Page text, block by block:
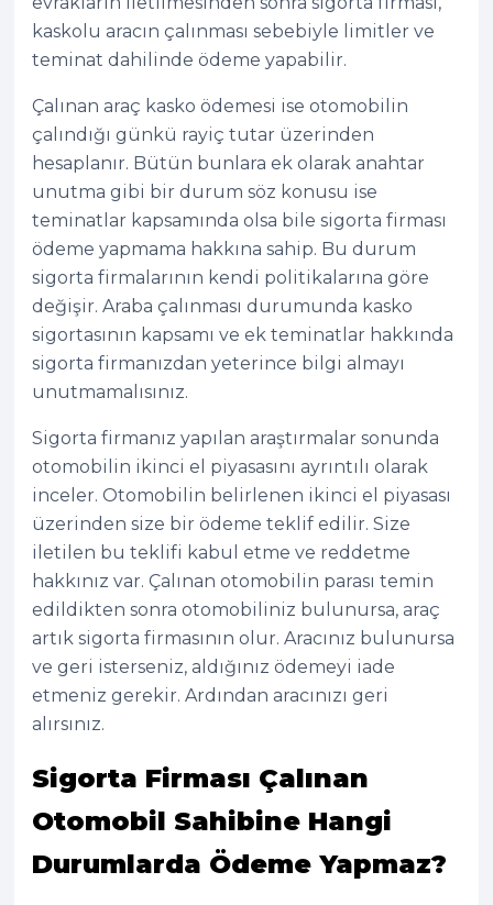
kaskolu aracın çalınması sebebiyle limitler ve
teminat dahilinde ödeme yapabilir.
Çalınan araç kasko ödemesi ise otomobilin
çalındığı günkü rayiç tutar üzerinden
hesaplanır. Bütün bunlara ek olarak anahtar
unutma gibi bir durum söz konusu ise
teminatlar kapsamında olsa bile sigorta firması
ödeme yapmama hakkına sahip. Bu durum
sigorta firmalarının kendi politikalarına göre
değişir. Araba çalınması durumunda kasko
sigortasının kapsamı ve ek teminatlar hakkında
sigorta firmanızdan yeterince bilgi almayı
unutmamalısınız.
Sigorta firmanız yapılan araştırmalar sonunda
otomobilin ikinci el piyasasını ayrıntılı olarak
inceler. Otomobilin belirlenen ikinci el piyasası
üzerinden size bir ödeme teklif edilir. Size
iletilen bu teklifi kabul etme ve reddetme
hakkınız var. Çalınan otomobilin parası temin
edildikten sonra otomobiliniz bulunursa, araç
artık sigorta firmasının olur. Aracınız bulunursa
ve geri isterseniz, aldığınız ödemeyi iade
etmeniz gerekir. Ardından aracınızı geri
alırsınız.
Sigorta Firması Çalınan
Otomobil Sahibine Hangi
Durumlarda Ödeme Yapmaz?